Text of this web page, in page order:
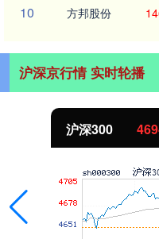
10 方邦股份
沪深京行情 实时轮播
北证50